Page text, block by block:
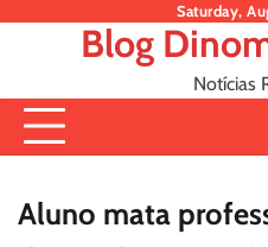
Saturday,
Blog
Notícias
Aluno mata